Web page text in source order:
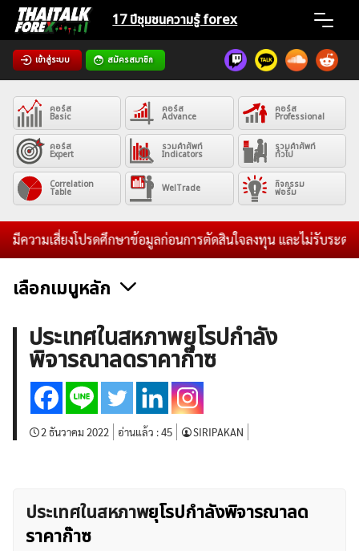
Skip
content
17 ปีชุมชนความรู้ forex
เข้าสู่ระบบ สมัครสมาชิก
Home
News
Articles
VPS Register
ค้นหา
สำหรับ:
คอร์ส
Basic
คอร์ส
Advance
คอร์ส
Professional
คอร์ส
Expert
รวมคำศัพท์
Indicators
รวมคำศัพท์
ทั่วไป
Correlation
Table WelTrade กิจกรรม
ฟอรั่ม
วามเสี่ยงโปรดศึกษาข้อมูลก่อนการตัดสินใจลงทุน และไม่รับระดมทุน
เลือกเมนูหลัก
ข่าวฟอเร็กซ์และสกุลเงิน คริปโตเคอร์เรนซี
ฟรีซิกแนล รายวัน
บทวิเคราะห์
เศรษฐกิจทั่วไป ดัชนี-หุ้น
สินค้าโภคภัณฑ์
โบรกเกอร์ FX
โปรโมชั่น Forex
กองทุน Forex
ฟรี EA
ประเทศในสหภาพยุโรปกำลัง
พิจารณาลดราคาก๊าซ
2 ธันวาคม 2022 อ่านแล้ว :45 SIRIPAKAN
ประเทศในสหภาพยุโรปกำลังพิจารณาลด
ราคาก๊าซ